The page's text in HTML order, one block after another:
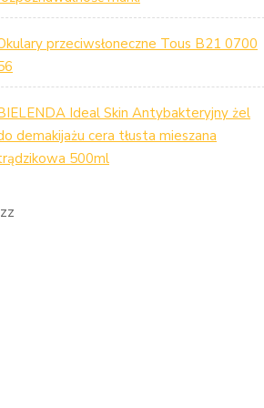
przeciwsłoneczne Tous B21 0700
Ideal Skin Antybakteryjny żel
demakijażu cera tłusta mieszana
500ml